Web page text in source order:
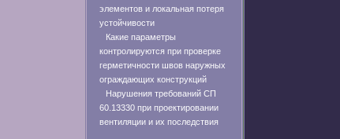
элементов и локальная потеря
устойчивости
Какие параметры
контролируются при проверке
герметичности швов наружных
ограждающих конструкций
Нарушения требований СП
60.13330 при проектировании
вентиляции и их последствия